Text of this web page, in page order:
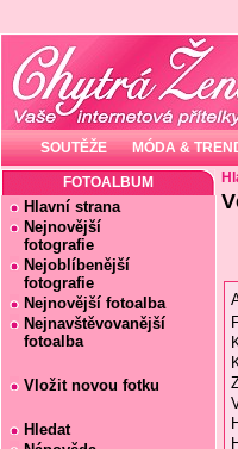
SOUTĚŽE MÓDA &
FOTOALBUM
Hlavní strana
Nejnovější
fotografie
Nejoblíbenější
fotografie
Nejnovější fotoalba
Nejnavštěvovanější
fotoalba
Vložit novou fotku
Hledat